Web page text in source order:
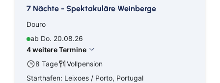
Asien
Nordamerika Ostküste
Nordamerika Westküste
7 Nächte - Spektakuläre Weinberge
Douro
ab Do. 20.08.26
4 weitere Termine
8 Tage
Vollpension
Starthafen: Leixoes / Porto, Portugal